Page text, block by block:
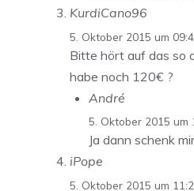
KurdiCano96
5. Oktober 2015 um
Bitte hört auf das so
habe noch 120€ ?
André
5. Oktober 2015 um
Ja dann schenk
iPope
5. Oktober 2015 um